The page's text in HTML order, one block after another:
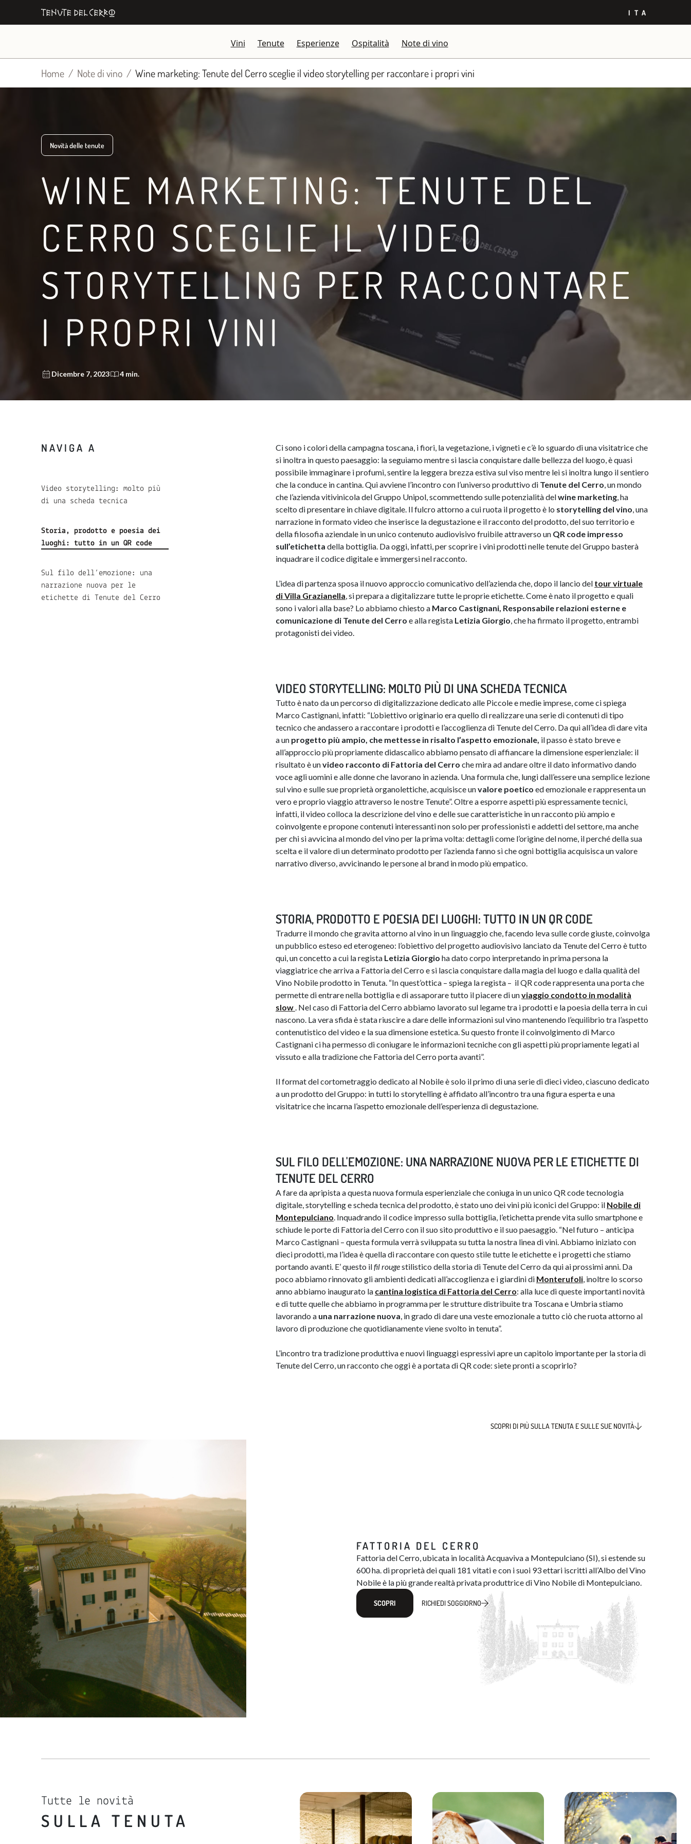
ITA
Vini Tenute Esperienze Ospitalità Note di vino
Home Note di vino Wine marketing: Tenute del Cerro sceglie il video storytelling per raccontare i propri vini
Novità delle tenute
WINE MARKETING: TENUTE DEL
CERRO SCEGLIE IL VIDEO
STORYTELLING PER RACCONTARE
I PROPRI VINI
Dicembre 7, 2023 4 min.
NAVIGA A
Video storytelling: molto più
di una scheda tecnica
Storia, prodotto e poesia dei
luoghi: tutto in un QR code
Sul filo dell’emozione: una
narrazione nuova per le
etichette di Tenute del Cerro
Ci sono i colori della campagna toscana, i fiori, la vegetazione, i vigneti e c’è lo sguardo di una visitatrice che
si inoltra in questo paesaggio: la seguiamo mentre si lascia conquistare dalle bellezza del luogo, è quasi
possibile immaginare i profumi, sentire la leggera brezza estiva sul viso mentre lei si inoltra lungo il sentiero
che la conduce in cantina. Qui avviene l’incontro con l’universo produttivo di Tenute del Cerro, un mondo
che l’azienda vitivinicola del Gruppo Unipol, scommettendo sulle potenzialità delwine marketing, ha
scelto di presentare in chiave digitale. Il fulcro attorno a cui ruota il progetto è lo storytelling del vino, una
narrazione in formato video che inserisce la degustazione e il racconto del prodotto, del suo territorio e
della filosofia aziendale in un unico contenuto audiovisivo fruibile attraverso un QR code impresso
sull’etichetta della bottiglia. Da oggi, infatti, per scoprire i vini prodotti nelle tenute del Gruppo basterà
inquadrare il codice digitale e immergersi nel racconto.
L’idea di partenza sposa il nuovo approccio comunicativo dell’azienda che, dopo il lancio del tour virtuale
di Villa Grazianella, si prepara a digitalizzare tutte le proprie etichette. Come è nato il progetto e quali
sono i valori alla base? Lo abbiamo chiesto a Marco Castignani, Responsabile relazioni esterne e
comunicazione di Tenute del Cerro e alla regista Letizia Giorgio,che ha firmato il progetto, entrambi
protagonisti dei video.
VIDEO STORYTELLING: MOLTO PIÙ DI UNA SCHEDA TECNICA
Tutto è nato da un percorso di digitalizzazione dedicato alle Piccole e medie imprese, come ci spiega
Marco Castignani, infatti: “L’obiettivo originario era quello di realizzare una serie di contenuti di tipo
tecnico che andassero a raccontare i prodotti e l’accoglienza di Tenute del Cerro. Da qui all’idea di dare vita
a un progetto più ampio, che mettesse in risalto l’aspetto emozionale, il passo è stato breve e
all’approccio più propriamente didascalico abbiamo pensato di affiancare la dimensione esperienziale: il
risultato è unvideo racconto di Fattoria del Cerro che mira ad andare oltre il dato informativo dando
voce agli uomini e alle donne che lavorano in azienda. Una formula che, lungi dall’essere una semplice lezione
sul vino e sulle sue proprietà organolettiche, acquisisce unvalore poetico ed emozionale e rappresenta un
vero e proprio viaggio attraverso le nostre Tenute”. Oltre a esporre aspetti più espressamente tecnici,
infatti, il video colloca la descrizione del vino e delle sue caratteristiche in un racconto più ampio e
coinvolgente e propone contenuti interessanti non solo per professionisti e addetti del settore, ma anche
per chi si avvicina al mondo del vino per la prima volta: dettagli come l’origine del nome, il perché della sua
scelta e il valore di un determinato prodotto per l’azienda fanno sì che ogni bottiglia acquisisca un valore
narrativo diverso, avvicinando le persone al brand in modo più empatico.
STORIA, PRODOTTO E POESIA DEI LUOGHI: TUTTO IN UN QR CODE
Tradurre il mondo che gravita attorno al vino in un linguaggio che, facendo leva sulle corde giuste, coinvolga
un pubblico esteso ed eterogeneo: l’obiettivo del progetto audiovisivo lanciato da Tenute del Cerro è tutto
qui, un concetto a cui la regista Letizia Giorgio ha dato corpo interpretando in prima persona la
viaggiatrice che arriva a Fattoria del Cerro e si lascia conquistare dalla magia del luogo e dalla qualità del
Vino Nobile prodotto in Tenuta. “In quest’ottica – spiega la regista – il QR code rappresenta una porta che
permette di entrare nella bottiglia e di assaporare tutto il piacere di unviaggio condotto in modalità
slow. Nel caso di Fattoria del Cerro abbiamo lavorato sul legame tra i prodotti e la poesia della terra in cui
nascono. La vera sfida è stata riuscire a dare delle informazioni sul vino mantenendo l’equilibrio tra l’aspetto
contenutistico del video e la sua dimensione estetica. Su questo fronte il coinvolgimento di Marco
Castignani ci ha permesso di coniugare le informazioni tecniche con gli aspetti più propriamente legati al
vissuto e alla tradizione che Fattoria del Cerro porta avanti”.
Il format del cortometraggio dedicato al Nobile è solo il primo di una serie di dieci video, ciascuno dedicato
a un prodotto del Gruppo: in tutti lo storytelling è affidato all’incontro tra una figura esperta e una
visitatrice che incarna l’aspetto emozionale dell’esperienza di degustazione.
SUL FILO DELL'EMOZIONE: UNA NARRAZIONE NUOVA PER LE ETICHETTE DI
TENUTE DEL CERRO
A fare da apripista a questa nuova formula esperienziale che coniuga in un unico QR code tecnologia
digitale, storytelling e scheda tecnica del prodotto, è stato uno dei vini più iconici del Gruppo: il Nobile di
Montepulciano. Inquadrando il codice impresso sulla bottiglia, l’etichetta prende vita sullo smartphone e
schiude le porte di Fattoria del Cerro con il suo sito produttivo e il suo paesaggio. “Nel futuro – anticipa
Marco Castignani – questa formula verrà sviluppata su tutta la nostra linea di vini. Abbiamo iniziato con
dieci prodotti, ma l’idea è quella di raccontare con questo stile tutte le etichette e i progetti che stiamo
portando avanti. E’ questo ilfil rougestilistico della storia di Tenute del Cerro da qui ai prossimi anni. Da
poco abbiamo rinnovato gli ambienti dedicati all’accoglienza e i giardini di Monterufoli, inoltre lo scorso
anno abbiamo inaugurato la cantina logistica di Fattoria del Cerro: alla luce di queste importanti novità
e di tutte quelle che abbiamo in programma per le strutture distribuite tra Toscana e Umbria stiamo
lavorando a una narrazione nuova, in grado di dare una veste emozionale a tutto ciò che ruota attorno al
lavoro di produzione che quotidianamente viene svolto in tenuta”.
L’incontro tra tradizione produttiva e nuovi linguaggi espressivi apre un capitolo importante per la storia di
Tenute del Cerro, un racconto che oggi è a portata di QR code: siete pronti a scoprirlo?​
SCOPRI DI PIÙ SULLA TENUTA E SULLE SUE NOVITÀ
FATTORIA DEL CERRO
Fattoria del Cerro, ubicata in località Acquaviva a Montepulciano (SI), si estende su
600 ha. di proprietà dei quali 181 vitati e con i suoi 93 ettari iscritti all’Albo del Vino
Nobile​​ è la più grande realtà privata produttrice di Vino Nobile di Montepulciano.
SCOPRI RICHIEDI SOGGIORNO
Tutte le novità
SULLA TENUTA